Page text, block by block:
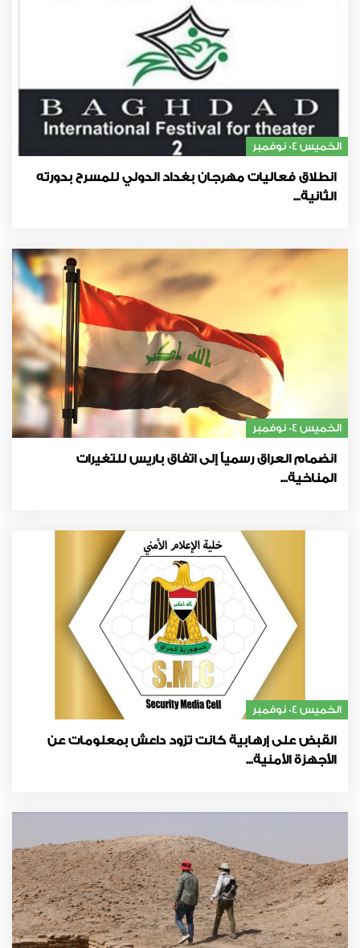
الخميس 04 نوفمبر
انطلاق فعاليات مهرجان بغداد الدولي للمسرح بدورته
الثانية...
الخميس 04 نوفمبر
انضمام العراق رسمياً إلى اتفاق باريس للتغيرات
المناخية...
الخميس 04 نوفمبر
القبض على إرهابية كانت تزود داعش بمعلومات عن
الأجهزة الأمنية...